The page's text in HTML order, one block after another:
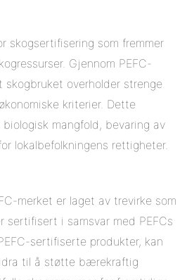
skogsertifisering som fremmer
Gjennom PEFC-
skogbruket overholder strenge
kriterier. Dette
mangfold, bevaring av
lokalbefolkningens rettigheter.
merket er laget av trevirke som
sertifisert i samsvar med PEFCs
sertifiserte produkter, kan
til å støtte bærekraftig